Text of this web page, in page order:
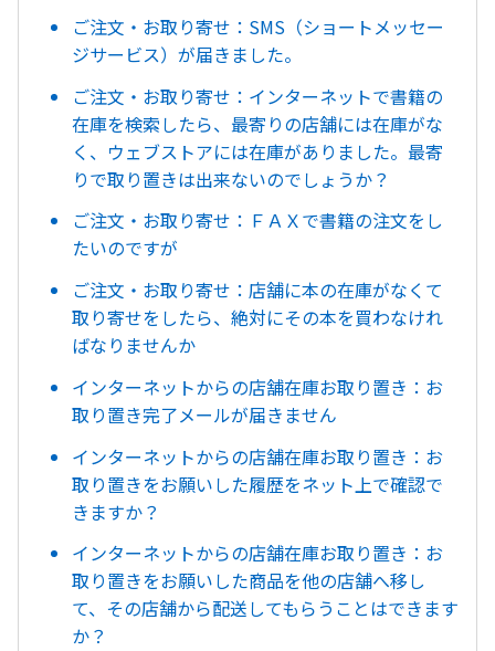
ご注文・お取り寄せ：SMS（ショートメッセー
ジサービス）が届きました。
ご注文・お取り寄せ：インターネットで書籍の
在庫を検索したら、最寄りの店舗には在庫がな
く、ウェブストアには在庫がありました。最寄
りで取り置きは出来ないのでしょうか？
ご注文・お取り寄せ：ＦＡＸで書籍の注文をし
たいのですが
ご注文・お取り寄せ：店舗に本の在庫がなくて
取り寄せをしたら、絶対にその本を買わなけれ
ばなりませんか
インターネットからの店舗在庫お取り置き：お
取り置き完了メールが届きません
インターネットからの店舗在庫お取り置き：お
取り置きをお願いした履歴をネット上で確認で
きますか？
インターネットからの店舗在庫お取り置き：お
取り置きをお願いした商品を他の店舗へ移し
て、その店舗から配送してもらうことはできます
か？